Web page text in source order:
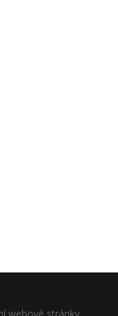
webové stránky